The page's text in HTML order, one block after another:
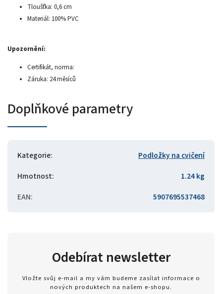
Tloušťka: 0,6 cm
Materiál: 100% PVC
Upozornění:
Certifikát, norma:
Záruka: 24 měsíců
Doplňkové parametry
Kategorie:
Podložky na cvičení
Hmotnost:
1.24 kg
EAN: 5907695537468
Odebírat newsletter
Vložte svůj e-mail a my vám budeme zasílat informace o
nových produktech na našem e-shopu.